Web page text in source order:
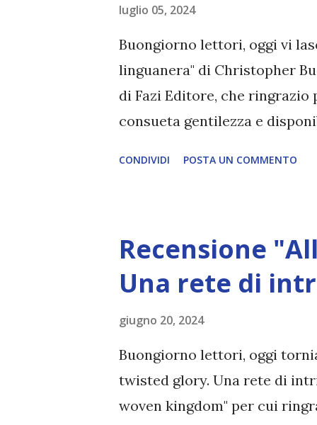
indossa un braccialetto di
un magico riconoscimento
non vede il Mercante di
luglio 05, 2024
Buongiorno lettori, oggi vi
linguanera" di Christopher
di Fazi Editore, che
consueta gentilezza e
di una considerevole
impartito un’impeccabile
tra le altre cose, a
raccontare bugie, piazzare
incantesimo. Decide quindi
mettere in pratica quello
che si troverà a passa...
CONDIVIDI POSTA UN COMMENTO
Recensione
Una rete di
giugno 20, 2024
Buongiorno lettori, oggi
twisted glory. Una rete di
woven kingdom" per cui